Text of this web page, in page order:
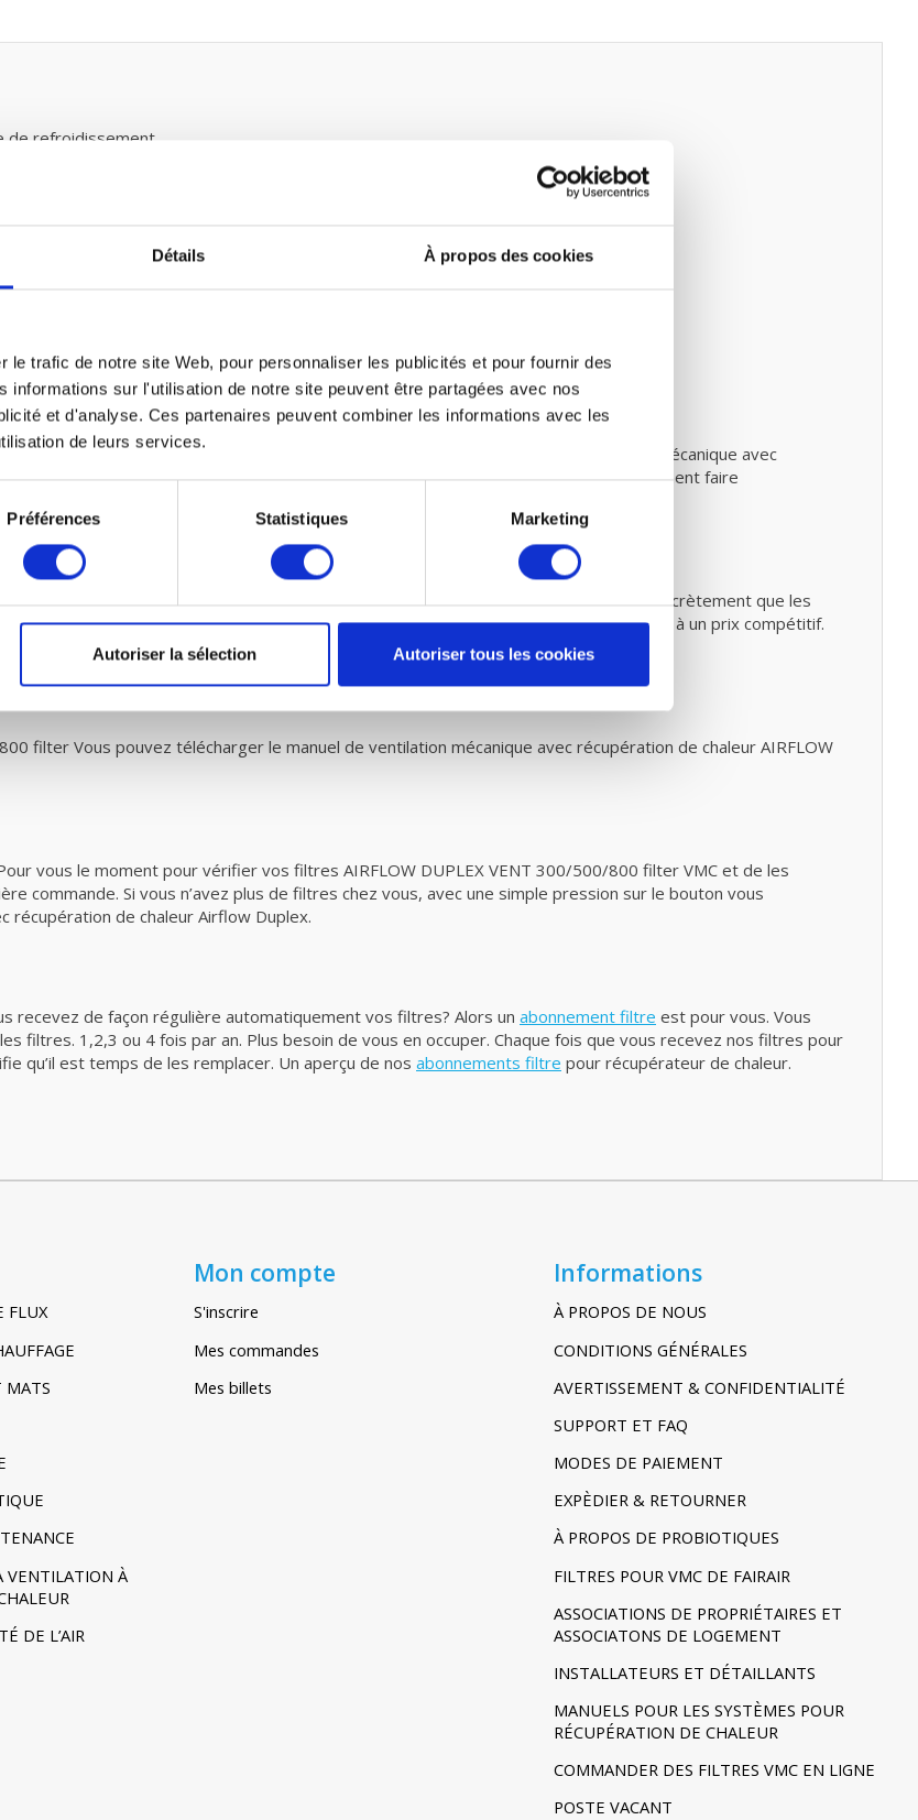
Détails À propos des cookies
le trafic de notre site Web, pour personnaliser les publicités et pour fournir des
informations sur l'utilisation de notre site peuvent être partagées avec nos
et d'analyse. Ces partenaires peuvent combiner les informations avec les
de leurs services.
Préférences Statistiques Marketing
Autoriser la sélection Autoriser tous les cookies
de refroidissement
avec récupération de chaleur et petit entretien
AIRFLOW DUPLEX VENT 300/500/800 filter vous-même dans votre ventilation mécanique avec
filtre pour ventilation mécanique avec récupération de chaleur. Vous pouvez également faire
selon les normes prescrites EN779 doivent être entre 80% et 90%. Cela signifie concrètement que les
saletés que prescrit par la norme. Vous êtes donc assuré de filtres de haute qualité à un prix compétitif.
filter Vous pouvez télécharger le manuel de ventilation mécanique avec récupération de chaleur AIRFLOW
vous le moment pour vérifier vos filtres AIRFLOW DUPLEX VENT 300/500/800 filter VMC et de les
commande. Si vous n’avez plus de filtres chez vous, avec une simple pression sur le bouton vous
récupération de chaleur Airflow Duplex.
recevez de façon régulière automatiquement vos filtres? Alors un abonnement filtre est pour vous. Vous
filtres. 1,2,3 ou 4 fois par an. Plus besoin de vous en occuper. Chaque fois que vous recevez nos filtres pour
qu’il est temps de les remplacer. Un aperçu de nos abonnements filtre pour récupérateur de chaleur.
FLUX
MATS
VENTILATION À
DE L’AIR
Mon compte
S'inscrire
Mes commandes
Mes billets
Informations
À PROPOS DE NOUS
CONDITIONS GÉNÉRALES
AVERTISSEMENT & CONFIDENTIALITÉ
SUPPORT ET FAQ
MODES DE PAIEMENT
EXPÈDIER & RETOURNER
À PROPOS DE PROBIOTIQUES
FILTRES POUR VMC DE FAIRAIR
ASSOCIATIONS DE PROPRIÉTAIRES ET
ASSOCIATONS DE LOGEMENT
INSTALLATEURS ET DÉTAILLANTS
MANUELS POUR LES SYSTÈMES POUR
RÉCUPÉRATION DE CHALEUR
COMMANDER DES FILTRES VMC EN LIGNE
POSTE VACANT